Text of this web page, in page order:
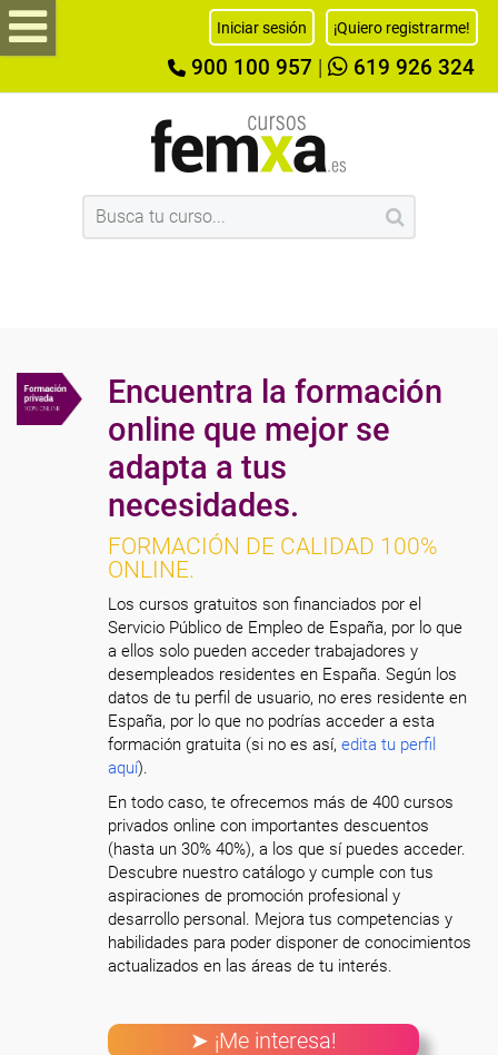
Iniciar sesión ¡Quiero registrarme!
900 100 957 619 926 324
Encuentra la formación
online que mejor se
adapta a tus
necesidades.
FORMACIÓN DE CALIDAD 100%
ONLINE.
Los cursos gratuitos son financiados por el
Servicio Público de Empleo de España, por lo que
a ellos solo pueden acceder trabajadores y
desempleados residentes en España. Según los
datos de tu perfil de usuario, no eres residente en
España, por lo que no podrías acceder a esta
formación gratuita (si no es así,edita tu perfil
aquí).
En todo caso, te ofrecemos más de 400 cursos
privados online con importantes descuentos
(hasta un 30% 40%), a los que sí puedes acceder.
Descubre nuestro catálogo y cumple con tus
aspiraciones de promoción profesional y
desarrollo personal. Mejora tus competencias y
habilidades para poder disponer de conocimientos
actualizados en las áreas de tu interés.
➤ ¡Me interesa!